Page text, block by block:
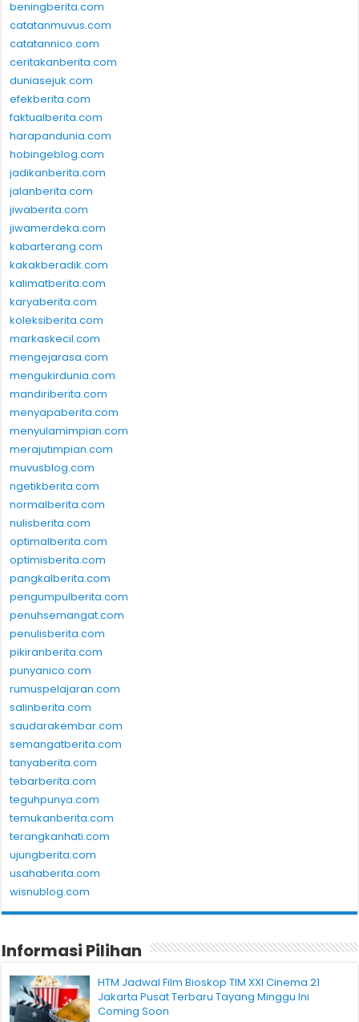
beningberita.com
catatanmuvus.com
catatannico.com
ceritakanberita.com
duniasejuk.com
efekberita.com
faktualberita.com
harapandunia.com
hobingeblog.com
jadikanberita.com
jalanberita.com
jiwaberita.com
jiwamerdeka.com
kabarterang.com
kakakberadik.com
kalimatberita.com
karyaberita.com
koleksiberita.com
markaskecil.com
mengejarasa.com
mengukirdunia.com
mandiriberita.com
menyapaberita.com
menyulamimpian.com
merajutimpian.com
muvusblog.com
ngetikberita.com
normalberita.com
nulisberita.com
optimalberita.com
optimisberita.com
pangkalberita.com
pengumpulberita.com
penuhsemangat.com
penulisberita.com
pikiranberita.com
punyanico.com
rumuspelajaran.com
salinberita.com
saudarakembar.com
semangatberita.com
tanyaberita.com
tebarberita.com
teguhpunya.com
temukanberita.com
terangkanhati.com
ujungberita.com
usahaberita.com
wisnublog.com
Informasi Pilihan
HTM Jadwal Film Bioskop TIM XXI Cinema 21
Jakarta Pusat Terbaru Tayang Minggu Ini
Coming Soon